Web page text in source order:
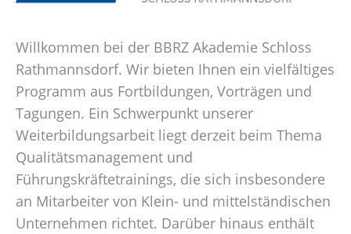
Willkommen bei der BBRZ Akademie Schloss
Rathmannsdorf. Wir bieten Ihnen ein vielfältiges
Programm aus Fortbildungen, Vorträgen und
Tagungen. Ein Schwerpunkt unserer
Weiterbildungsarbeit liegt derzeit beim Thema
Qualitätsmanagement und
Führungskräftetrainings, die sich insbesondere
an Mitarbeiter von Klein- und mittelständischen
Unternehmen richtet. Darüber hinaus enthält